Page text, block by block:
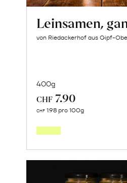
Leinsamen,
von Riedackerhof aus Gipf-
400g
CHF 7.90
CHF 1.98 pro 100g